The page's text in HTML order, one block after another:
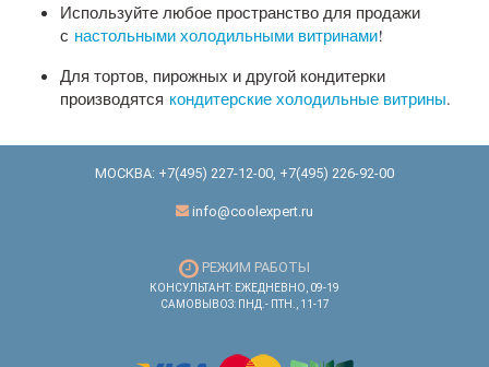
Используйте любое пространство для продажи
с настольными холодильными витринами!
Для тортов, пирожных и другой кондитерки
производятся кондитерские холодильные витрины.
МОСКВА: +7(495) 227-12-00, +7(495) 226-92-00
info@coolexpert.ru
РЕЖИМ РАБОТЫ
КОНСУЛЬТАНТ: ЕЖЕДНЕВНО, 09-19
САМОВЫВОЗ: ПНД.- ПТН., 11-17